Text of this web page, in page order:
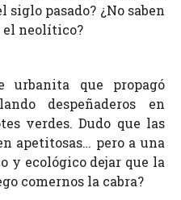
pasado? ¿No saben
el neolítico?
urbanita que propagó
despeñaderos en
verdes. Dudo que las
apetitosas… pero a una
y ecológico dejar que la
comernos la cabra?